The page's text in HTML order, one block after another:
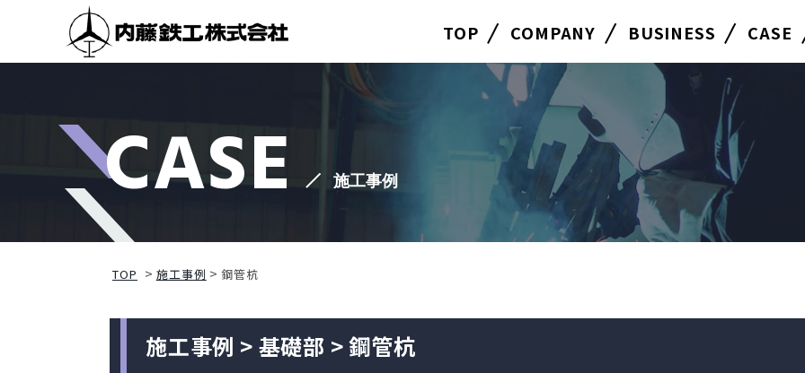
TOP COMPANY BUSINESS CASE
CASE 施工事例
TOP 施工事例 鋼管杭
施工事例 > 基礎部 > 鋼管杭